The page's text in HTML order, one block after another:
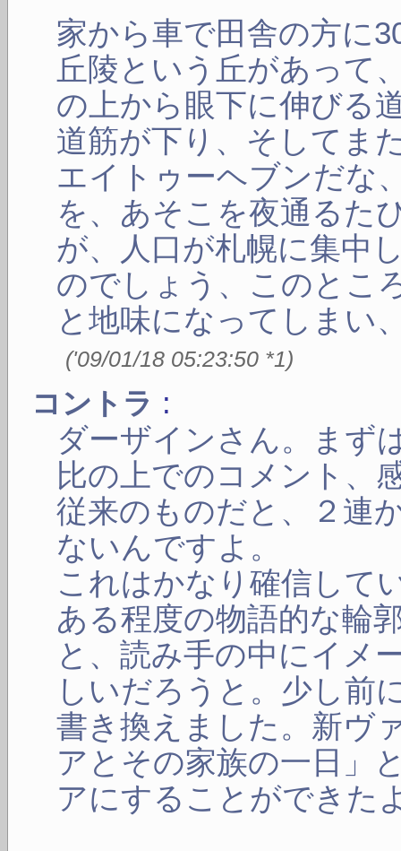
家から車で田舎の方に
丘陵という丘があって
の上から眼下に伸びる
道筋が下り、そしてま
エイトゥーヘブンだな
を、あそこを夜通るた
が、人口が札幌に集中
のでしょう、このとこ
と地味になってしまい
('09/01/18 05:23:50 *1)
コントラ :
ダーザインさん。まず
比の上でのコメント、
従来のものだと、２連
ないんですよ。
これはかなり確信して
ある程度の物語的な輪
と、読み手の中にイメ
しいだろうと。少し前
書き換えました。新ヴ
アとその家族の一日」
アにすることができた